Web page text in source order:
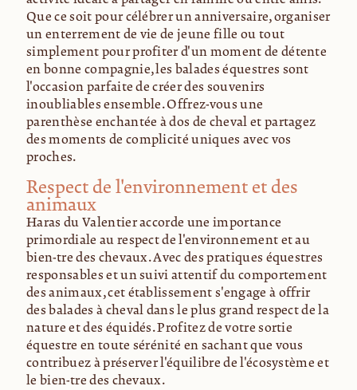
Que ce soit pour célébrer un anniversaire, organiser
un enterrement de vie de jeune fille ou tout
simplement pour profiter d'un moment de détente
en bonne compagnie, les balades équestres sont
l'occasion parfaite de créer des souvenirs
inoubliables ensemble. Offrez-vous une
parenthèse enchantée à dos de cheval et partagez
des moments de complicité uniques avec vos
proches.
Respect de l'environnement et des
animaux
Haras du Valentier accorde une importance
primordiale au respect de l'environnement et au
bien-être des chevaux. Avec des pratiques équestres
responsables et un suivi attentif du comportement
des animaux, cet établissement s'engage à offrir
des balades à cheval dans le plus grand respect de la
nature et des équidés. Profitez de votre sortie
équestre en toute sérénité en sachant que vous
contribuez à préserver l'équilibre de l'écosystème et
le bien-être des chevaux.